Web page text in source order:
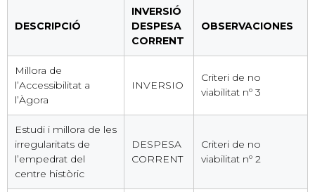
DESCRIPCIÓ
INVERSIÓ
DESPESA
CORRENT
OBSERVACIONES
Millora de
l’Accessibilitat a
l’Àgora
INVERSIO
Criteri de no
viabilitat nº 3
Estudi i millora de les
irregularitats de
l’empedrat del
centre històric
DESPESA
CORRENT
Criteri de no
viabilitat nº 2